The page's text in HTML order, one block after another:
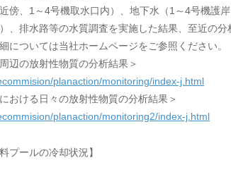
傍、1～4号機取水口内）、地下水（1～4号機護
、排水路等の水質調査を実施した結果、至近の分
については当社ホームページをご参照ください。
辺の放射性物質の分析結果＞
planaction/monitoring/index-j.html
おける日々の放射性物質の分析結果＞
planaction/monitoring2/index-j.html
プールの冷却状況】